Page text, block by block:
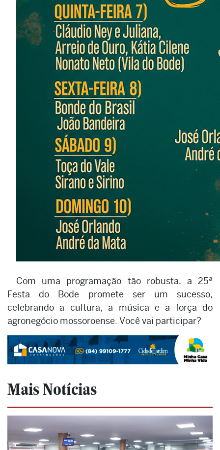
Com uma programação tão robusta, a 25ª
Festa do Bode promete ser um sucesso,
celebrando a cultura, a música e a força do
agronegócio mossoroense. Você vai participar?
Mais Notícias